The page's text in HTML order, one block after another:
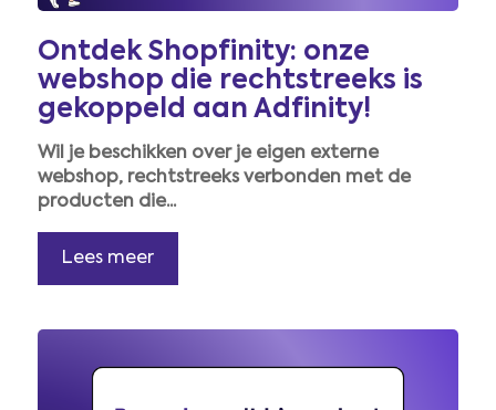
Ontdek Shopfinity: onze
webshop die rechtstreeks is
gekoppeld aan Adfinity!
Wil je beschikken over je eigen externe
webshop, rechtstreeks verbonden met de
producten die...
Lees meer